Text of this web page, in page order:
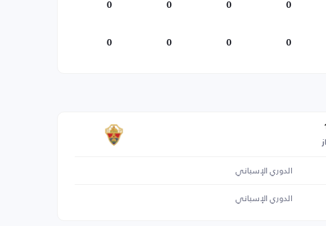
0
0
0
0
0
0
0
0
1
الدوري الإسباني
الدوري الإسباني